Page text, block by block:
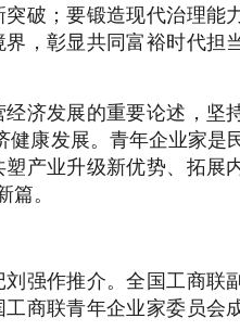
破；要锻造现代治理能
，彰显共同富裕时代担
济发展的重要论述，坚
健康发展。青年企业家是
产业升级新优势、拓展
。
强作推介。全国工商联
商联青年企业家委员会